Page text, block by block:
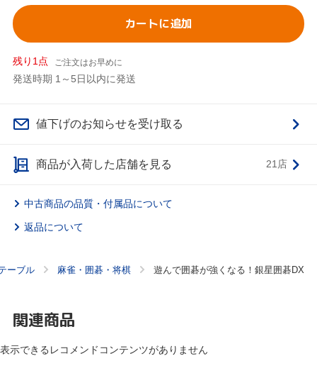
カートに追加
残り1点 ご注文はお早めに
発送時期 1～5日以内に発送
値下げのお知らせを受け取る
商品が入荷した店舗を見る 21店
中古商品の品質・付属品について
返品について
ーブル 麻雀・囲碁・将棋 遊んで囲碁が強くなる！銀星囲碁DX
関連商品
表示できるレコメンドコンテンツがありません